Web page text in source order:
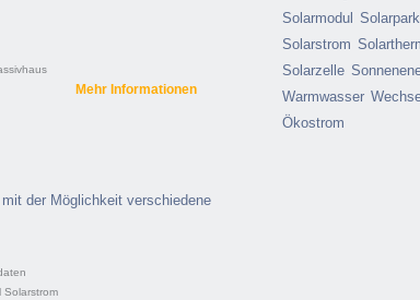
Mehr Informationen
der Möglichkeit verschiedene
Solarstrom
Solarmodul
Solarstrom
Solarzelle
Warmwasser
Ökostrom